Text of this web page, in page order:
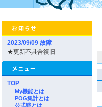
2023/09/09 故障
★更新不具合復旧
TOP
My機能とは
POG集計とは
公式戦とは